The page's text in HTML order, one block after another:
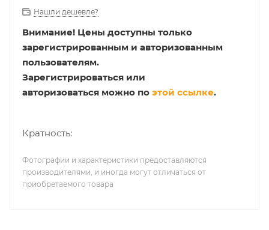
Нашли дешевле?
Внимание! Цены доступны только
зарегистрированным и авторизованным
пользователям.
Зарегистрироваться или
авторизоваться можно по этой ссылке.
Кратность:
Фотографии и характеристики предоставляются
производителями, и иногда могут отличаться от
приобретаемого товара